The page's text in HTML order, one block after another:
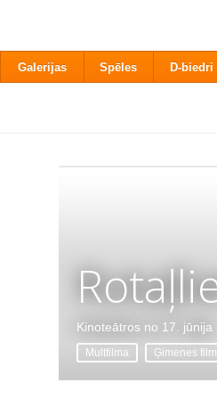
Galerijas Spēles D-biedri
Kinoteātros no 17. jūnija
Multfilma Ģimenes